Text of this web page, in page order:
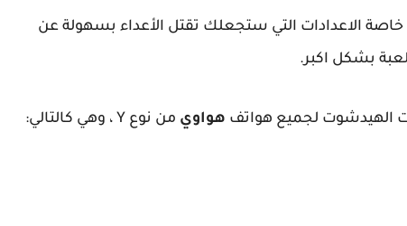
الاعدادات التي ستجعلك تقتل الأعداء بسهولة عن
بشكل اكبر.
الهيدشوت لجميع هواتف هواوي من نوع Y ، وهي كالتالي: